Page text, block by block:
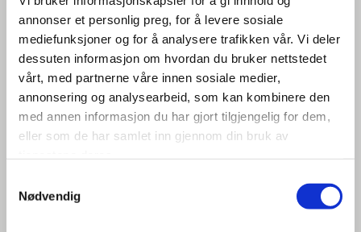
annonser et personlig preg, for å levere sosiale
mediefunksjoner og for å analysere trafikken vår. Vi deler
dessuten informasjon om hvordan du bruker nettstedet
vårt, med partnerne våre innen sosiale medier,
annonsering og analysearbeid, som kan kombinere den
med annen informasjon du har gjort tilgjengelig for dem,
eller som de har samlet inn gjennom din bruk av
Nødvendig
Den mest allsidige 3-rulls platevalsen. Denne 3-rulls
platevalsen fra Roccia bruker 3 valser med drift for å sikre
det rullende dreiemomentets kraftoverføring. På denne
måten er man sikret et godt grep om materialene mellom
topp- og bunnvalsen, med MAP klemmesystem. Plug &
play system for oppgradering av styresystemene.
Kan leveres i mange dimensjoner og med spesifikasjoner
tilpasset ditt behov.